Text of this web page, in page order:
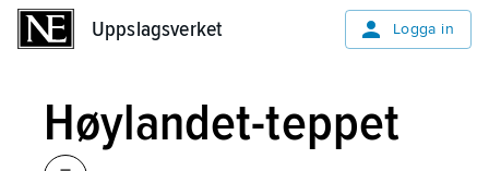
Uppslagsverket Logga in
Høylandet-teppet